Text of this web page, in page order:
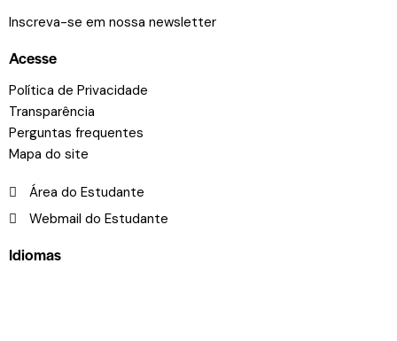
Inscreva-se em nossa newsletter
Acesse
Política de Privacidade
Transparência
Perguntas frequentes
Mapa do site
Área do Estudante
Webmail do Estudante
Idiomas